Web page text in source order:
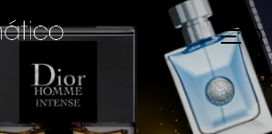
Pesquisar
por: